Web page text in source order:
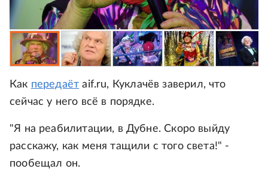
Как передаёт aif.ru, Куклачёв заверил, что
сейчас у него всё в порядке.
"Я на реабилитации, в Дубне. Скоро выйду
расскажу, как меня тащили с того света!" -
пообещал он.